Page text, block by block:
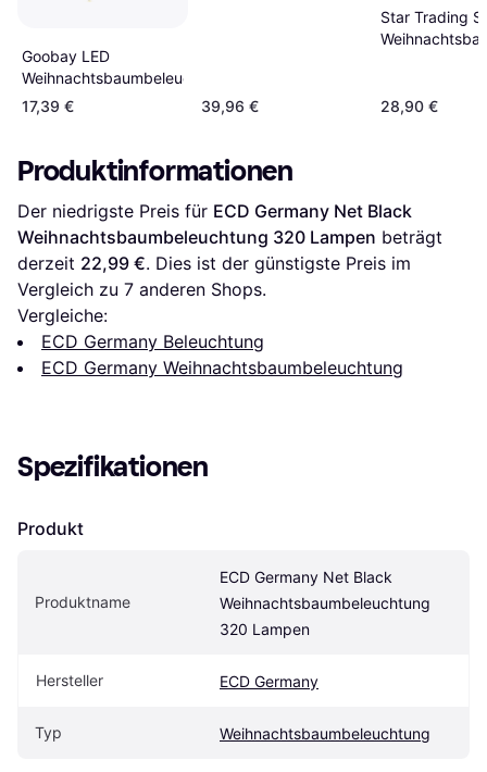
Goobay LED
Weihnachtsbaumbeleuchtung
17,39 €
39,96 €
Star Trading
28,90 €
Produktinformationen
Der niedrigste Preis für ECD Germany Net Black
Weihnachtsbaumbeleuchtung 320 Lampen beträgt
derzeit 22,99 €. Dies ist der günstigste Preis im
Vergleich zu 7 anderen Shops.
Vergleiche:
ECD Germany Beleuchtung
ECD Germany Weihnachtsbaumbeleuchtung
Spezifikationen
Produkt
Produktname
ECD Germany Net Black
Weihnachtsbaumbeleuchtung
320 Lampen
Hersteller ECD Germany
Typ Weihnachtsbaumbeleuchtung